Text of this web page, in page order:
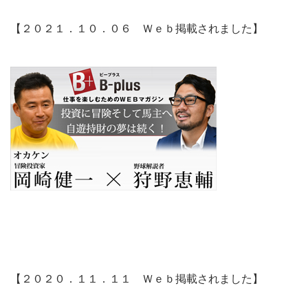
【２０２１．１０．０６ Ｗｅｂ掲載されました】
【２０２０．１１．１１ Ｗｅｂ掲載されました】